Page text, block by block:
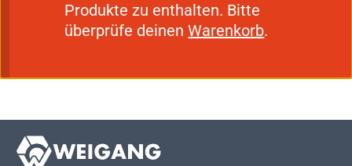
Produkte zu enthalten. Bitte
überprüfe deinenWarenkorb.